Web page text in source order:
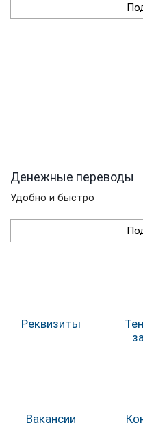
Денежные переводы
Удобно и быстро
Реквизиты
Вакансии